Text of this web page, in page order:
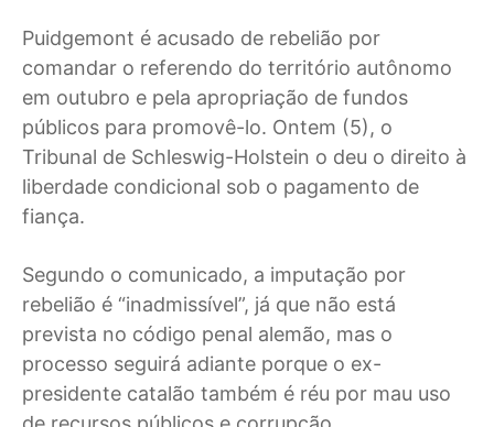
Puidgemont é acusado de rebelião por
comandar o referendo do território autônomo
em outubro e pela apropriação de fundos
públicos para promovê-lo. Ontem (5), o
Tribunal de Schleswig-Holstein o deu o direito à
liberdade condicional sob o pagamento de
fiança.
Segundo o comunicado, a imputação por
rebelião é “inadmissível”, já que não está
prevista no código penal alemão, mas o
processo seguirá adiante porque o ex-
presidente catalão também é réu por mau uso